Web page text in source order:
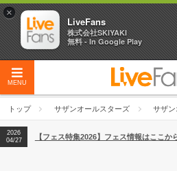
MENU
トップ サザンオールスターズ サザ
2026
04/27
2026
【ライブ動員ランキング】2026年上半期
2026
04/27
【フェス特集2026】フェス情報はここか
×
LiveFans
株式会社SKIYAKI
無料 - In Google Play